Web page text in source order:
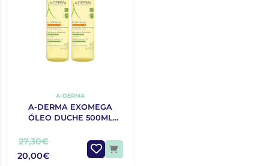
A-DERMA
A-DERMA EXOMEGA
ÓLEO DUCHE 500ML
27,30€
20,00€